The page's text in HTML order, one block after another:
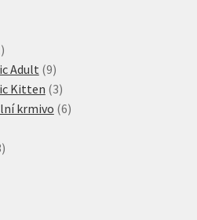
1
produkt
Adult 99
produktů
Kitten 33
produkty
krmivo 66
13